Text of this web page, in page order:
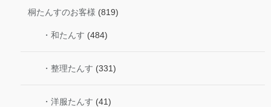
桐たんすのお客様 (819)
・和たんす (484)
・整理たんす (331)
・洋服たんす (41)